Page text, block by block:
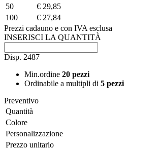
50
€ 29,85
100
€ 27,84
Prezzi cadauno e con IVA esclusa
INSERISCI LA QUANTITÀ
Disp. 2487
Min.ordine 20 pezzi
Ordinabile a multipli di 5 pezzi
Preventivo
Quantità
Colore
Personalizzazione
Prezzo unitario